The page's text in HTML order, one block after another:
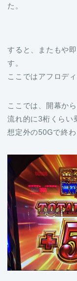
た。
すると、またもや
す。
ここではアフロデ
ここでは、開幕か
流れ的に3桁くらい
想定外の50Gで終